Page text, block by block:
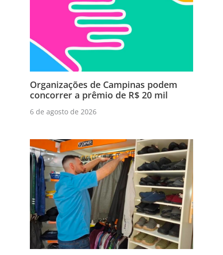
Organizações de Campinas podem
concorrer a prêmio de R$ 20 mil
6 de agosto de 2026